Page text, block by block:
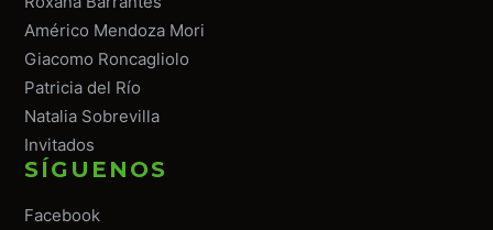
Américo Mendoza Mori
Giacomo Roncagliolo
Patricia del Río
Natalia Sobrevilla
Invitados
SÍGUENOS
Facebook